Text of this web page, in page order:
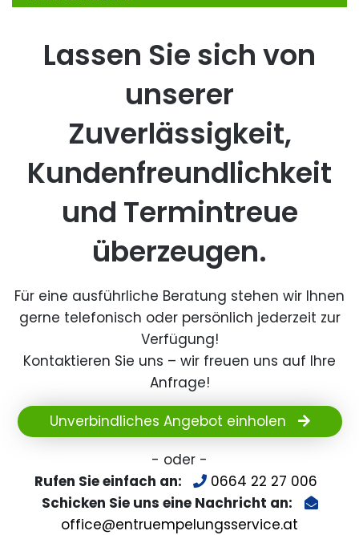
Lassen Sie sich von
unserer
Zuverlässigkeit,
Kundenfreundlichkeit
und Termintreue
überzeugen.
Für eine ausführliche Beratung stehen wir Ihnen
gerne telefonisch oder persönlich jederzeit zur
Verfügung!
Kontaktieren Sie uns – wir freuen uns auf Ihre
Anfrage!
Unverbindliches Angebot einholen
- oder -
Rufen Sie einfach an:
0664 22 27 006
Schicken Sie uns eine Nachricht an:
office@entruempelungsservice.at